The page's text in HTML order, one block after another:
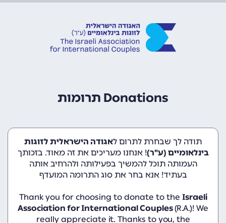
תרומות Donations
תודה לך שבחרת לתרום לאגודה הישראלית לזוגות
בינלאומיים (ע"ר)! אנחנו מעריכים את זה מאוד. בזכותך
העמותה תוכל להמשיך בפעילותה ולהרחיב אותה
בעתיד! אנא בחר את סוג התרומה המועדף
Thank you for choosing to donate to the Israeli
Association for International Couples(R.A.)! We
really appreciate it. Thanks to you, the